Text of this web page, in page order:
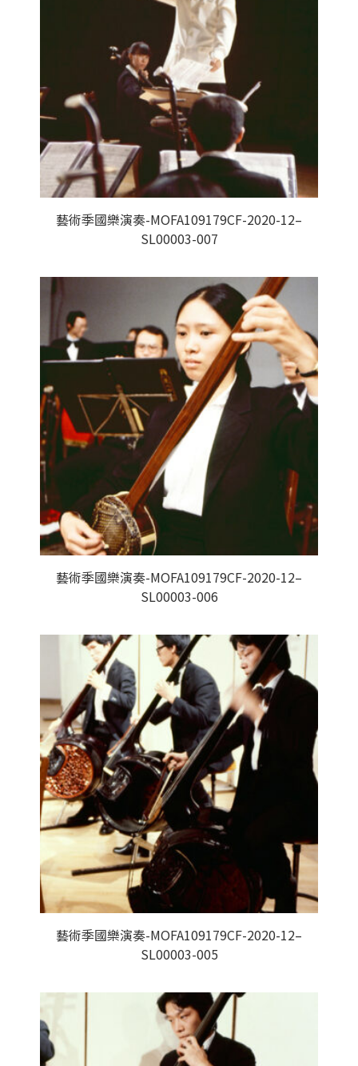
藝術季國樂演奏-MOFA109179CF-2020-12–
SL00003-007
藝術季國樂演奏-MOFA109179CF-2020-12–
SL00003-006
藝術季國樂演奏-MOFA109179CF-2020-12–
SL00003-005